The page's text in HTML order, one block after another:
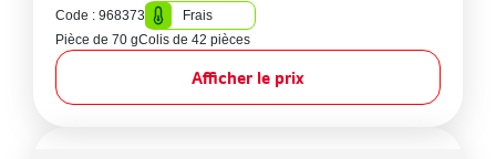
Code : 968373
Frais
Pièce de 70 gColis de 42 pièces
Afficher le prix